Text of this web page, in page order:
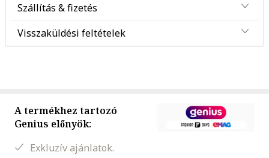
Szállítás & fizetés
Visszaküldési feltételek
A termékhez tartozó
Genius előnyök:
Exkluzív ajánlatok.